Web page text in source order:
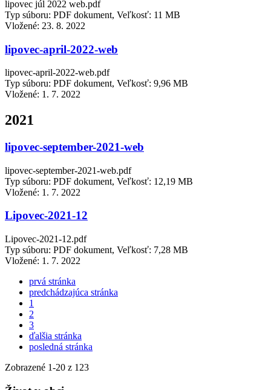
lipovec júl 2022 web.pdf
Typ súboru: PDF dokument, Veľkosť: 11 MB
Vložené: 23. 8. 2022
lipovec-april-2022-web
lipovec-april-2022-web.pdf
Typ súboru: PDF dokument, Veľkosť: 9,96 MB
Vložené: 1. 7. 2022
2021
lipovec-september-2021-web
lipovec-september-2021-web.pdf
Typ súboru: PDF dokument, Veľkosť: 12,19 MB
Vložené: 1. 7. 2022
Lipovec-2021-12
Lipovec-2021-12.pdf
Typ súboru: PDF dokument, Veľkosť: 7,28 MB
Vložené: 1. 7. 2022
prvá stránka
predchádzajúca stránka
1
2
3
ďalšia stránka
posledná stránka
Zobrazené 1-20 z 123